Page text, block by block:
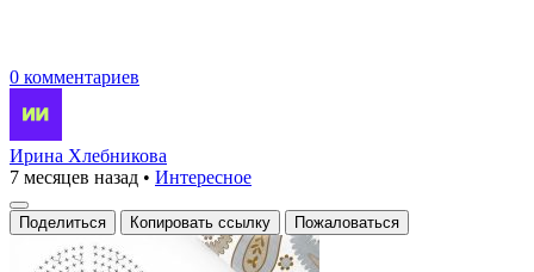
0 комментариев
Ирина Хлебникова
7 месяцев назад • Интересное
Поделиться Копировать ссылку Пожаловаться